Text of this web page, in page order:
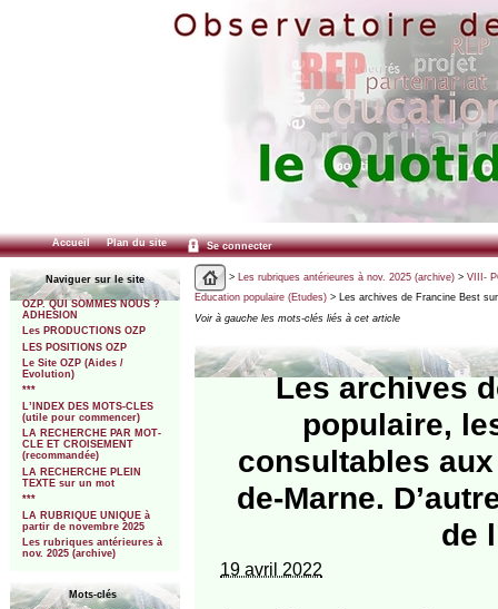
Accueil Plan du site Se connecter
Naviguer sur le site
OZP. QUI SOMMES NOUS ?
ADHESION
Les PRODUCTIONS OZP
LES POSITIONS OZP
Le Site OZP (Aides /
Evolution)
***
L’INDEX DES MOTS-CLES
(utile pour commencer)
LA RECHERCHE PAR MOT-
CLE ET CROISEMENT
(recommandée)
LA RECHERCHE PLEIN
TEXTE sur un mot
***
LA RUBRIQUE UNIQUE à
partir de novembre 2025
Les rubriques antérieures à
nov. 2025 (archive)
Mots-clés
> Les rubriques antérieures à nov. 2025 (archive)> VIII-
Education populaire (Etudes)> Les archives de Francine Best
Voir à gauche les mots-clés liés à cet article
Les archives
populaire,
consultables
de-Marne.
de
19 avril 2022